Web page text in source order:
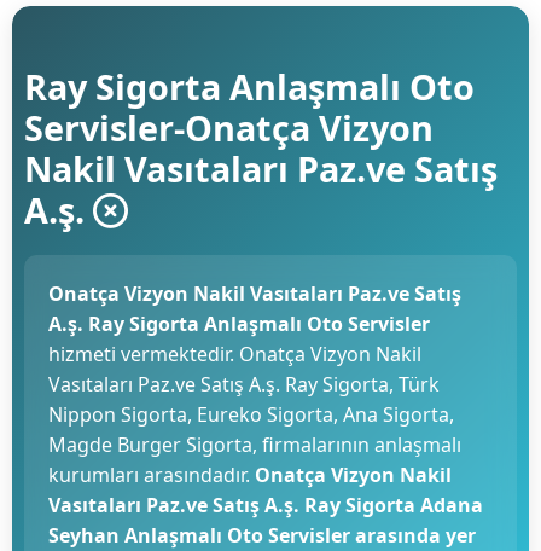
Ray Sigorta Anlaşmalı Oto
Servisler-Onatça Vizyon
Nakil Vasıtaları Paz.ve Satış
A.ş.
Onatça Vizyon Nakil Vasıtaları Paz.ve Satış
A.ş. Ray Sigorta Anlaşmalı Oto Servisler
hizmeti vermektedir. Onatça Vizyon Nakil
Vasıtaları Paz.ve Satış A.ş. Ray Sigorta, Türk
Nippon Sigorta, Eureko Sigorta, Ana Sigorta,
Magde Burger Sigorta, firmalarının anlaşmalı
kurumları arasındadır. Onatça Vizyon Nakil
Vasıtaları Paz.ve Satış A.ş. Ray Sigorta Adana
Seyhan Anlaşmalı Oto Servisler arasında yer